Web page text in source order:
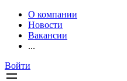
О компании
Новости
Вакансии
...
Войти